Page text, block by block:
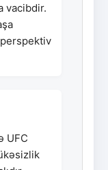
vacibdir.
UFC